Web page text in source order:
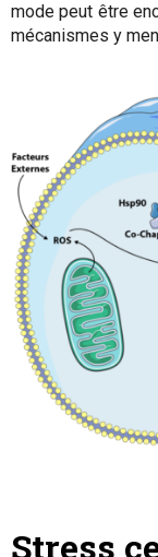
mode peut être
mécanismes y
Stress